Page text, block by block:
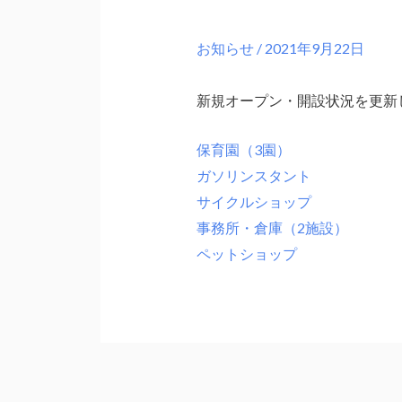
お知らせ/ 2021年9月22日
新規オープン・開設状況を更新
保育園（3園）
ガソリンスタント
サイクルショップ
事務所・倉庫（2施設）
ペットショップ